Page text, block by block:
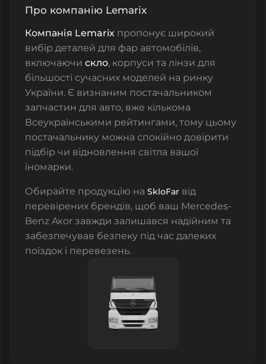
Про компанію Lemarix
Компанія Lemarix пропонує широкий
вибір деталей для фар автомобілів,
включаючи скло, корпуси та лінзи для
більшості сучасних моделей на ринку
України. Є визнаним постачальником
запчастин для авто, вже кількома
Всеукраїнськими рейтингами, тому цьому
постачальнику можна спокійно довірити
підбір чи відновлення світла вашої
іномарки.
Обирайте продукцію на SkloFar від
перевірених брендів, щоб ваш Mercedes-
Benz Axor завжди залишався надійним та
забезпечував безпеку під час далеких
поїздок і перевезень.